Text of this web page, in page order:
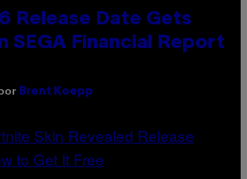
Release Date Gets
SEGA Financial Report
Brent Koepp